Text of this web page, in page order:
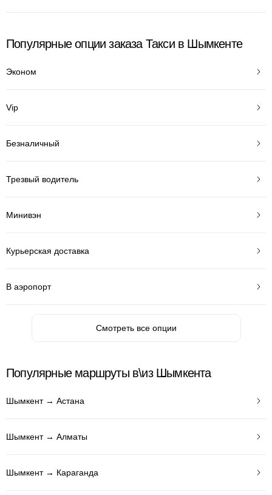
Популярные опции заказа Такси в Шымкенте
Эконом
Vip
Безналичный
Трезвый водитель
Минивэн
Курьерская доставка
В аэропорт
Смотреть все опции
Популярные маршруты в\из Шымкента
Шымкент → Астана
Шымкент → Алматы
Шымкент → Караганда